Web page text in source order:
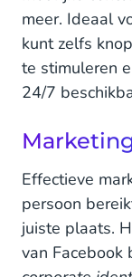
meer. Ideaal
kunt zelfs
te stimuleren
24/7
Effectieve
persoon
juiste plaats.
van Facebook